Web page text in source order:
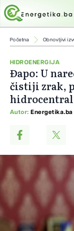
Početna Obnovljivi
HIDROENERGIJA
Đapo: U
čistiji zrak,
Autor: Energetika.ba